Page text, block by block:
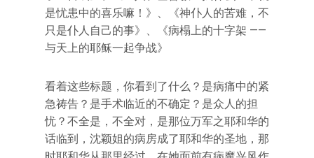
是忧患中的喜乐嘛！》、《神仆人的苦难，不
只是仆人自己的事》、《病榻上的十字架 ——
与天上的耶稣一起争战》
看着这些标题，你看到了什么？是病痛中的紧
急祷告？是手术临近的不确定？是众人的担
忧？不全是，不全对，是那位万军之耶和华的
话临到，沈颖姐的病房成了耶和华的圣地，那